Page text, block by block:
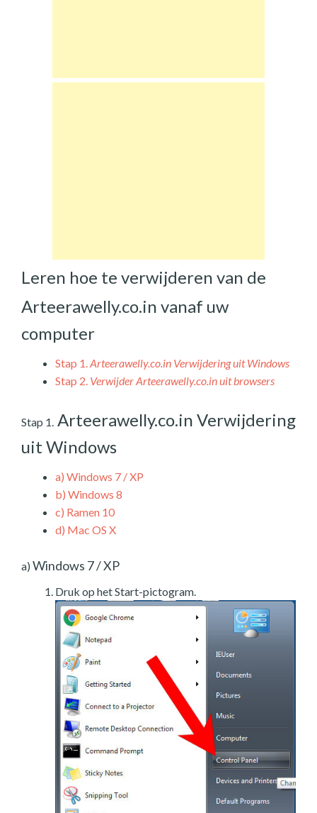
Leren hoe te verwijderen van de
Arteerawelly.co.in vanaf uw
computer
Stap 1.Arteerawelly.co.in Verwijdering uit Windows
Stap 2. Verwijder Arteerawelly.co.in uit browsers
Stap 1. Arteerawelly.co.in Verwijdering
uit Windows
a) Windows 7 / XP
b) Windows 8
c) Ramen 10
d) Mac OS X
a) Windows 7 / XP
Druk op het Start-pictogram.